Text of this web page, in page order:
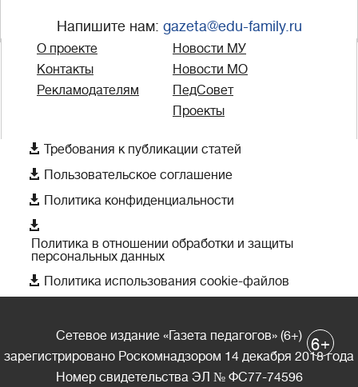
Напишите нам: gazeta@edu-family.ru
О проекте
Контакты
Рекламодателям
Новости МУ
Новости МО
ПедСовет
Проекты
 Требования к публикации статей
 Пользовательское соглашение
 Политика конфиденциальности

Политика в отношении обработки и защиты
персональных данных
 Политика использования cookie-файлов
Сетевое издание «Газета педагогов» (6+)
зарегистрировано Роскомнадзором 14 декабря 2018 года
Номер свидетельства ЭЛ № ФС77-74596
6+